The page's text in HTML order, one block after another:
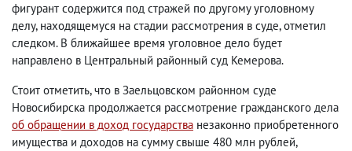
фигурант содержится под стражей по другому уголовному
делу, находящемуся на стадии рассмотрения в суде, отметил
следком. В ближайшее время уголовное дело будет
направлено в Центральный районный суд Кемерова.
Стоит отметить, что в Заельцовском районном суде
Новосибирска продолжается рассмотрение гражданского дела
об обращении в доход государства незаконно приобретенного
имущества и доходов на сумму свыше 480 млн рублей,